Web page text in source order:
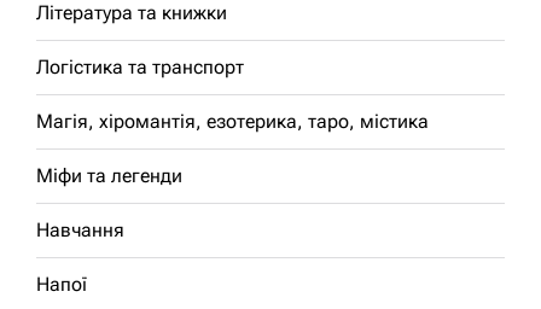
Література та книжки
Логістика та транспорт
Магія, хіромантія, езотерика, таро, містика
Міфи та легенди
Навчання
Напої